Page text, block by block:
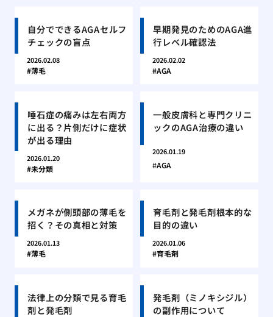
自分でできるAGAセルフ
チェックの盲点
2026.02.08
薄毛
早期発見のためのAGA進
行レベル確認法
2026.02.02
AGA
唾石症の痛みは左右両方
に出る？片側だけに症状
が出る理由
2026.01.20
未分類
一般皮膚科と専門クリニ
ックのAGA治療の違い
2026.01.19
AGA
メガネが側頭部の薄毛を
招く？その真相と対策
2026.01.13
薄毛
育毛剤と発毛剤根本的な
目的の違い
2026.01.06
育毛剤
法律上の分類で見る育毛
剤と発毛剤
発毛剤（ミノキシジル）
の副作用について